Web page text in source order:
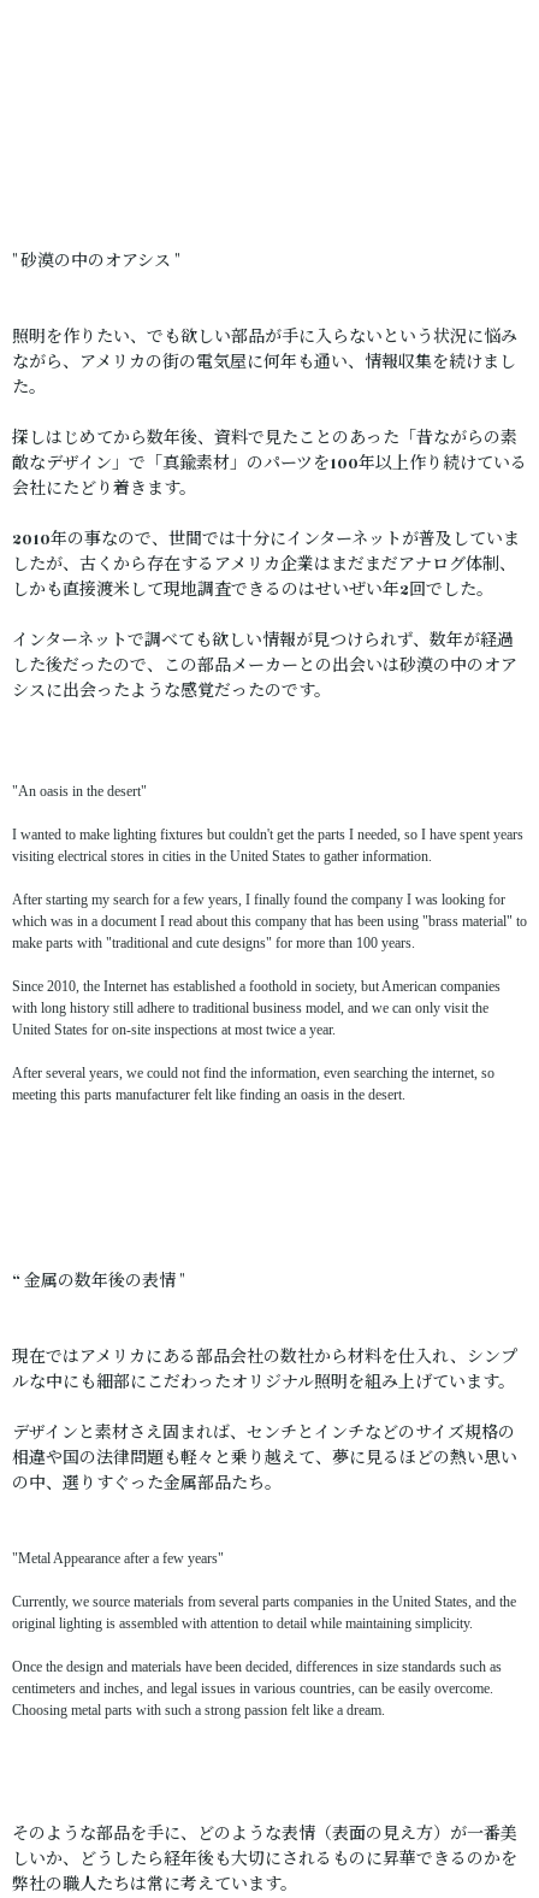
" 砂漠の中のオアシス "
照明を作りたい、でも欲しい部品が手に入らないという状況に悩み
ながら、アメリカの街の電気屋に何年も通い、情報収集を続けまし
た。
探しはじめてから数年後、資料で見たことのあった「昔ながらの素
敵なデザイン」で「真鍮素材」のパーツを100年以上作り続けている
会社にたどり着きます。
2010年の事なので、世間では十分にインターネットが普及していま
したが、古くから存在するアメリカ企業はまだまだアナログ体制、
しかも直接渡米して現地調査できるのはせいぜい年2回でした。
インターネットで調べても欲しい情報が見つけられず、数年が経過
した後だったので、この部品メーカーとの出会いは砂漠の中のオア
シスに出会ったような感覚だったのです。
"An oasis in the desert"
I wanted to make lighting fixtures but couldn't get the parts I needed, so I have spent years
visiting electrical stores in cities in the United States to gather information.
After starting my search for a few years, I finally found the company I was looking for
which was in a document I read about this company that has been using "brass material" to
make parts with "traditional and cute designs" for more than 100 years.
Since 2010, the Internet has established a foothold in society, but American companies
with long history still adhere to traditional business model, and we can only visit the
United States for on-site inspections at most twice a year.
After several years, we could not find the information, even searching the internet, so
meeting this parts manufacturer felt like finding an oasis in the desert.
“ 金属の数年後の表情 "
現在ではアメリカにある部品会社の数社から材料を仕入れ、シンプ
ルな中にも細部にこだわったオリジナル照明を組み上げています。
デザインと素材さえ固まれば、センチとインチなどのサイズ規格の
相違や国の法律問題も軽々と乗り越えて、夢に見るほどの熱い思い
の中、選りすぐった金属部品たち。
"Metal Appearance after a few years"
Currently, we source materials from several parts companies in the United States, and the
original lighting is assembled with attention to detail while maintaining simplicity.
Once the design and materials have been decided, differences in size standards such as
centimeters and inches, and legal issues in various countries, can be easily overcome.
Choosing metal parts with such a strong passion felt like a dream.
そのような部品を手に、どのような表情（表面の見え方）が一番美
しいか、どうしたら経年後も大切にされるものに昇華できるのかを
弊社の職人たちは常に考えています。